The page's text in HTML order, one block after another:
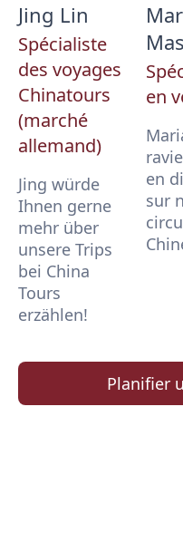
Jing Lin
Spécialiste
des voyages
Chinatours
(marché
allemand)
Jing würde
Ihnen gerne
mehr über
unsere Trips
bei China
Tours
erzählen!
en
en
sur
Planifier